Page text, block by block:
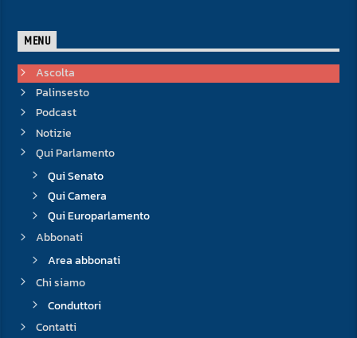
MENU
Ascolta
Palinsesto
Podcast
Notizie
Qui Parlamento
Qui Senato
Qui Camera
Qui Europarlamento
Abbonati
Area abbonati
Chi siamo
Conduttori
Contatti